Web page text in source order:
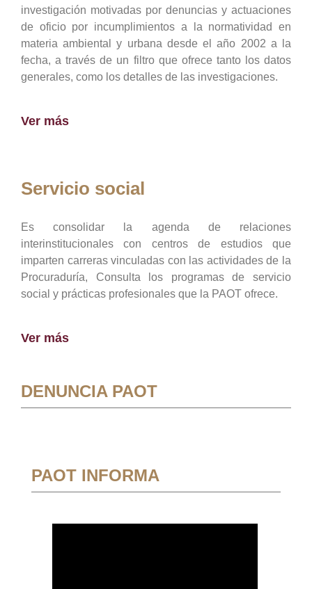
investigación motivadas por denuncias y actuaciones
de oficio por incumplimientos a la normatividad en
materia ambiental y urbana desde el año 2002 a la
fecha, a través de un filtro que ofrece tanto los datos
generales, como los detalles de las investigaciones.
Ver más
Servicio social
Es consolidar la agenda de relaciones
interinstitucionales con centros de estudios que
imparten carreras vinculadas con las actividades de la
Procuraduría, Consulta los programas de servicio
social y prácticas profesionales que la PAOT ofrece.
Ver más
DENUNCIA PAOT
PAOT INFORMA